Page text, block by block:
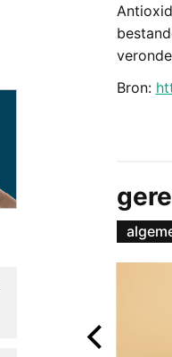
Bron: